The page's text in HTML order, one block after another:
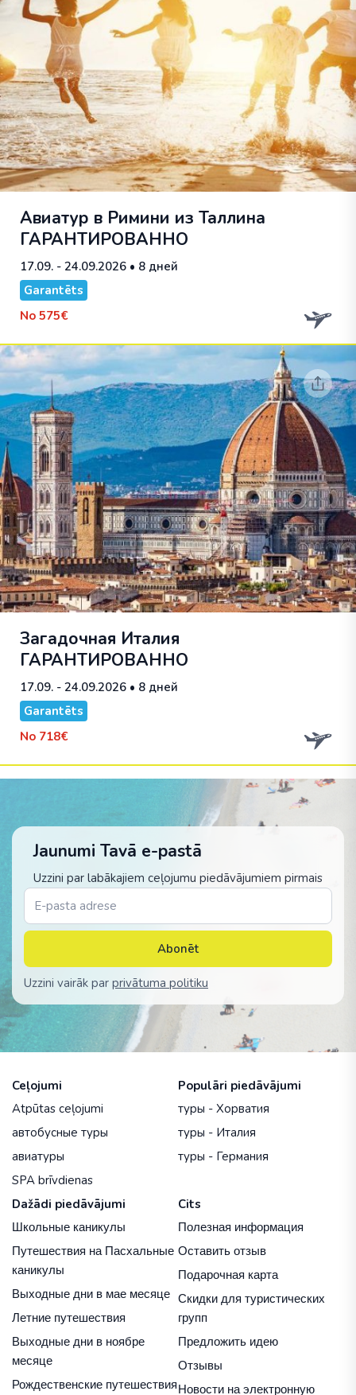
Авиатур в Римини из Таллина
ГАРАНТИРОВАННО
17.09. - 24.09.2026 • 8 дней
Garantēts
No 575€
Загадочная Италия
ГАРАНТИРОВАННО
17.09. - 24.09.2026 • 8 дней
Garantēts
No 718€
Jaunumi Tavā e-pastā
Uzzini par labākajiem ceļojumu piedāvājumiem pirmais
Abonēt
Uzzini vairāk par privātuma politiku
Ceļojumi
Atpūtas ceļojumi
автобусные туры
авиатуры
SPA brīvdienas
Populāri piedāvājumi
туры - Хорватия
туры - Италия
туры - Германия
Dažādi piedāvājumi
Школьные каникулы
Путешествия на Пасхальные
каникулы
Выходные дни в мае месяце
Летние путешествия
Выходные дни в ноябре
месяце
Рождественские путешествия
Cits
Полезная информация
Оставить отзыв
Подарочная карта
Скидки для туристических
групп
Предложить идею
Отзывы
Новости на электронную